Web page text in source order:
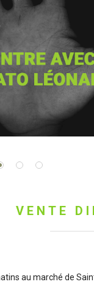
VENTE
au marché de